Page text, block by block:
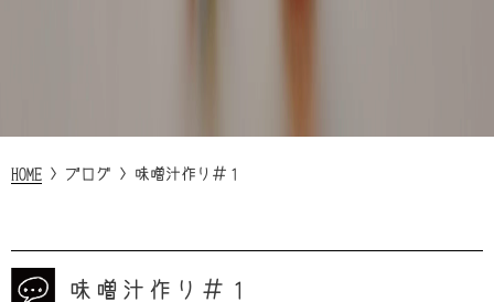
HOME > ブログ > 味噌汁作り＃１
味噌汁作り＃１